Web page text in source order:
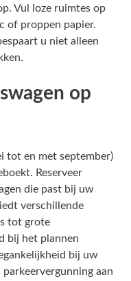
Vul loze ruimtes op
of proppen papier.
u niet alleen
op
tot en met september)
Reserveer
die past bij uw
verschillende
tot grote
bij het plannen
bij uw
aan